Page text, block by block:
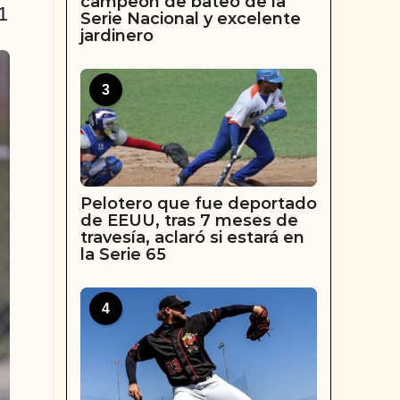
Serie Nacional y excelente
jardinero
3
Pelotero que fue deportado
de EEUU, tras 7 meses de
travesía, aclaró si estará en
la Serie 65
4